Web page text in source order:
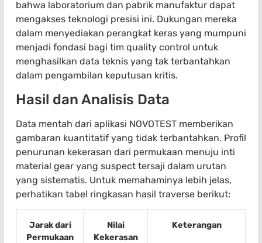
bahwa laboratorium dan pabrik manufaktur dapat
mengakses teknologi presisi ini. Dukungan mereka
dalam menyediakan perangkat keras yang mumpuni
menjadi fondasi bagi tim quality control untuk
menghasilkan data teknis yang tak terbantahkan
dalam pengambilan keputusan kritis.
Hasil dan Analisis Data
Data mentah dari aplikasi NOVOTEST memberikan
gambaran kuantitatif yang tidak terbantahkan. Profil
penurunan kekerasan dari permukaan menuju inti
material gear yang suspect tersaji dalam urutan
yang sistematis. Untuk memahaminya lebih jelas,
perhatikan tabel ringkasan hasil traverse berikut:
Jarak dari
Permukaan
Nilai
Kekerasan
Keterangan